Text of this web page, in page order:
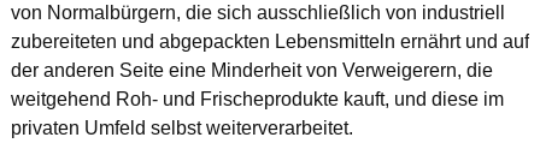
von Normalbürgern, die sich ausschließlich von industriell
zubereiteten und abgepackten Lebensmitteln ernährt und auf
der anderen Seite eine Minderheit von Verweigerern, die
weitgehend Roh- und Frischeprodukte kauft, und diese im
privaten Umfeld selbst weiterverarbeitet.